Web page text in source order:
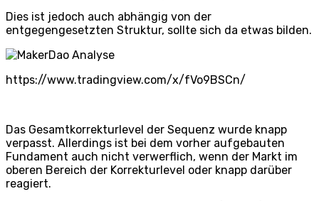
Dies ist jedoch auch abhängig von der
entgegengesetzten Struktur, sollte sich da etwas bilden.
https://www.tradingview.com/x/fVo9BSCn/
Das Gesamtkorrekturlevel der Sequenz wurde knapp
verpasst. Allerdings ist bei dem vorher aufgebauten
Fundament auch nicht verwerflich, wenn der Markt im
oberen Bereich der Korrekturlevel oder knapp darüber
reagiert.